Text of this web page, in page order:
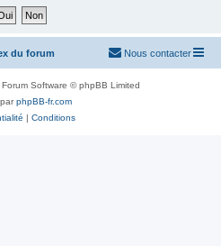
du forum Nous contacter
Software © phpBB Limited
phpBB-fr.com
| Conditions